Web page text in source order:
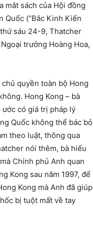
mắt sách của Hội đồng
Quốc (“Bắc Kinh Kiến
sáu 24-9, Thatcher
trưởng Hoàng Hoa,
quyền toàn bộ Hong
Hong Kong – bà
có giá trị pháp lý
Quốc không thể bác bỏ
theo luật, thông qua
nói thêm, bà hiểu
Chính phủ Anh quan
Kong sau năm 1997, để
Kong mà Anh đã giúp
bị tuột mất về tay